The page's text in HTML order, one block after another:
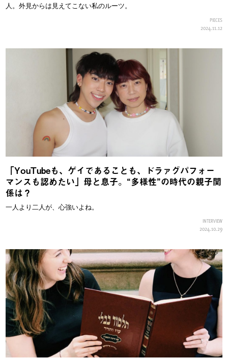
人。外見からは見えてこない私のルーツ。
PIECES
2024.11.12
「YouTubeも、ゲイであることも、ドラァグパフォー
マンスも認めたい」母と息子。“多様性”の時代の親子関
係は？
一人より二人が、心強いよね。
INTERVIEW
2024.10.29